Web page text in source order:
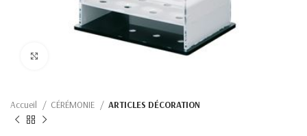
Accueil CÉRÉMONIE ARTICLES DÉCORATION